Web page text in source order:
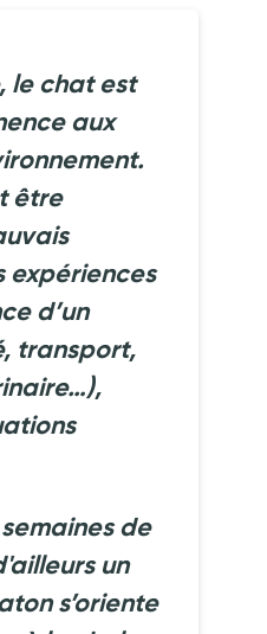
le chat est
aux
être
expériences
d’un
transport,
de
un
s’oriente